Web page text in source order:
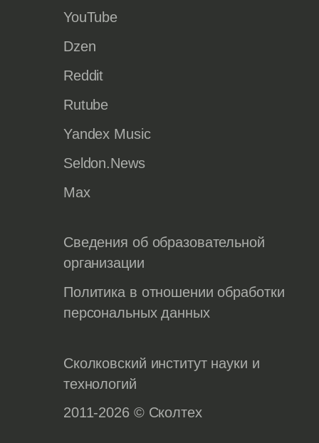
YouTube
Dzen
Reddit
Rutube
Yandex Music
Seldon.News
Max
Сведения об образовательной
организации
Политика в отношении обработки
персональных данных
Сколковский институт науки и
технологий
2011-2026 © Сколтех